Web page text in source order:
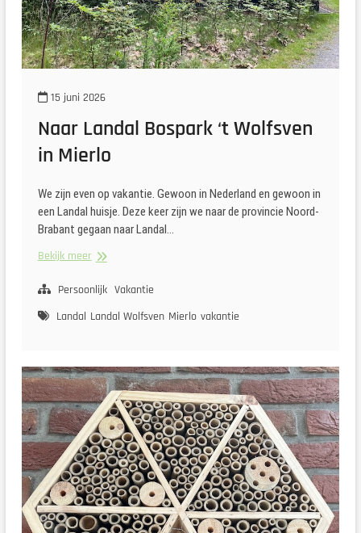
15 juni 2026
Naar Landal Bospark ‘t Wolfsven
in Mierlo
We zijn even op vakantie. Gewoon in Nederland en gewoon in
een Landal huisje. Deze keer zijn we naar de provincie Noord-
Brabant gegaan naar Landal…
Bekijk meerNaar
Bospark
Wolfsven
Persoonlijk Vakantie
Landal Landal Wolfsven Mierlo vakantie